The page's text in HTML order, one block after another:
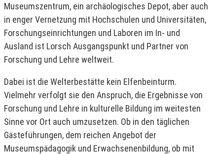
Museumszentrum, ein archäologisches Depot, aber auch
in enger Vernetzung mit Hochschulen und Universitäten,
Forschungseinrichtungen und Laboren im In- und
Ausland ist Lorsch Ausgangspunkt und Partner von
Forschung und Lehre weltweit.
Dabei ist die Welterbestätte kein Elfenbeinturm.
Vielmehr verfolgt sie den Anspruch, die Ergebnisse von
Forschung und Lehre in kulturelle Bildung im weitesten
Sinne vor Ort auch umzusetzen. Ob in den täglichen
Gästeführungen, dem reichen Angebot der
Museumspädagogik und Erwachsenenbildung, ob mit